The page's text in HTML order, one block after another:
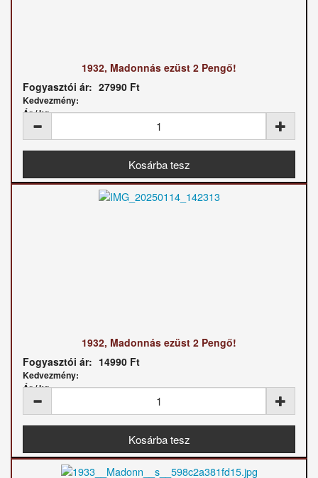
1932, Madonnás ezüst 2 Pengő!
Fogyasztói ár: 27990 Ft
Kedvezmény:
Ár / kg:
1932, Madonnás ezüst 2 Pengő!
Fogyasztói ár: 14990 Ft
Kedvezmény:
Ár / kg: